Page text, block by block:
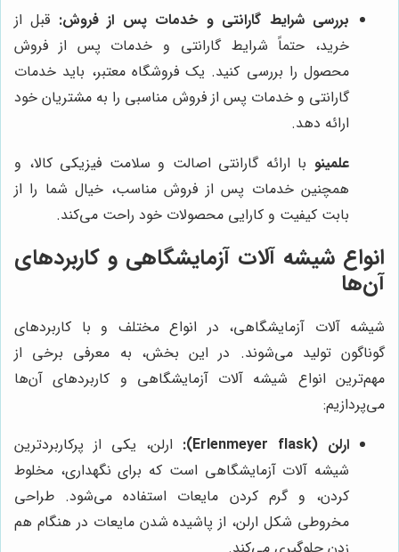
بررسی شرایط گارانتی و خدمات پس از فروش: قبل از
خرید، حتماً شرایط گارانتی و خدمات پس از فروش
محصول را بررسی کنید. یک فروشگاه معتبر، باید خدمات
گارانتی و خدمات پس از فروش مناسبی را به مشتریان خود
ارائه دهد.
علمینو با ارائه گارانتی اصالت و سلامت فیزیکی کالا، و
همچنین خدمات پس از فروش مناسب، خیال شما را از
بابت کیفیت و کارایی محصولات خود راحت می‌کند.
انواع شیشه آلات آزمایشگاهی و کاربردهای
آن‌ها
شیشه آلات آزمایشگاهی، در انواع مختلف و با کاربردهای
گوناگون تولید می‌شوند. در این بخش، به معرفی برخی از
مهم‌ترین انواع شیشه آلات آزمایشگاهی و کاربردهای آن‌ها
می‌پردازیم:
ارلن (Erlenmeyer flask):
ارلن، یکی از پرکاربردترین
شیشه آلات آزمایشگاهی است که برای نگهداری، مخلوط
کردن، و گرم کردن مایعات استفاده می‌شود. طراحی
مخروطی شکل ارلن، از پاشیده شدن مایعات در هنگام هم